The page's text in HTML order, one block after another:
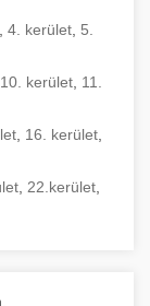
4. kerület 5.
10. kerület, 11.
16. kerület
22.kerület